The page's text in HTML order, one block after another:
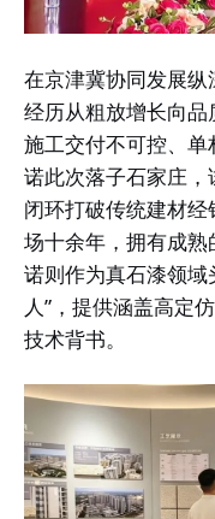
在京津冀协同发展
经历从粗放增长向品
施工交付不可控、
诺此次落子石家庄，
闭环打破传统建材
场十余年，拥有成
诺则作为真石漆领域
人”，提供涵盖高定
技术背书。